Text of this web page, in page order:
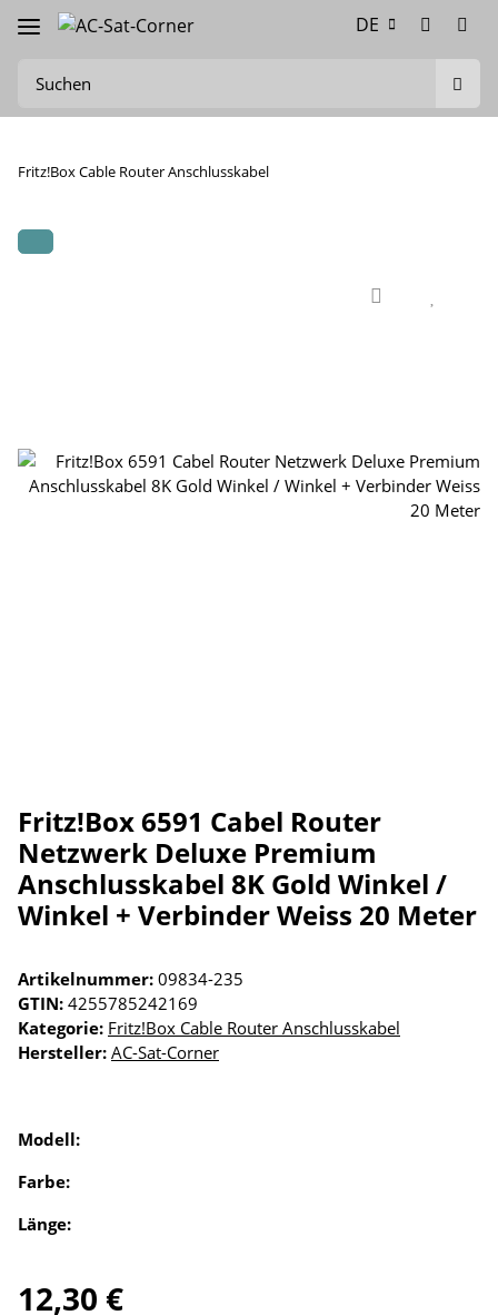
DE
Fritz!Box Cable Router Anschlusskabel
Fritz!Box 6591 Cabel Router
Netzwerk Deluxe Premium
Anschlusskabel 8K Gold Winkel /
Winkel + Verbinder Weiss 20 Meter
Artikelnummer: 09834-235
GTIN: 4255785242169
Kategorie: Fritz!Box Cable Router Anschlusskabel
Hersteller: AC-Sat-Corner
Modell:
Farbe:
Länge:
12,30 €